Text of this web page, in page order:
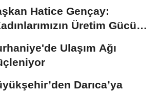
Hatice Gençay:
Üretim Gücünü
Ulaşım Ağı
Darıca’ya